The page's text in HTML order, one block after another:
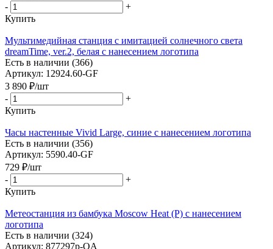
-
+
Купить
Мультимедийная станция с имитацией солнечного света
dreamTime, ver.2, белая с нанесением логотипа
Есть в наличии (366)
Артикул: 12924.60-GF
3 890 ₽/шт
-
+
Купить
Часы настенные Vivid Large, синие с нанесением логотипа
Есть в наличии (356)
Артикул: 5590.40-GF
729 ₽/шт
-
+
Купить
Метеостанция из бамбука Moscow Heat (P) с нанесением
логотипа
Есть в наличии (324)
Артикул: 877297p-OA